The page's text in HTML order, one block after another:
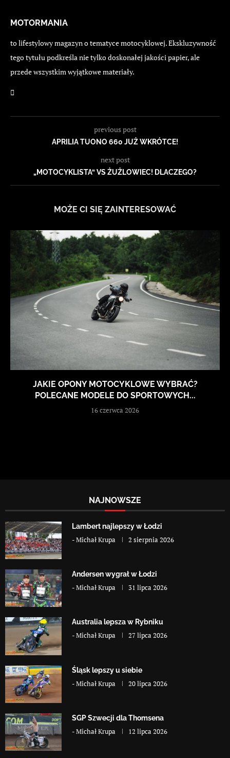
MOTORMANIA
to lifestylowy magazyn o tematyce motocyklowej. Ekskluzywność
tego tytułu podkreśla nie tylko doskonałej jakości papier, ale
przede wszystkim wyjątkowe materiały.
previous post
APRILIA TUONO 660 JUŻ WKRÓTCE!
next post
„MOTOCYKLISTA” VS ŻUŻLOWIEC! DLACZEGO?
MOŻE CI SIĘ ZAINTERESOWAĆ
JAKIE OPONY MOTOCYKLOWE WYBRAĆ?
POLECANE MODELE DO SPORTOWYCH...
16 czerwca 2026
NAJNOWSZE
Lambert najlepszy w Łodzi
-Michał Krupa 2 sierpnia 2026
Andersen wygrał w Łodzi
-Michał Krupa 31 lipca 2026
Australia lepsza w Rybniku
-Michał Krupa 27 lipca 2026
Śląsk lepszy u siebie
-Michał Krupa 20 lipca 2026
SGP Szwecji dla Thomsena
-Michał Krupa 12 lipca 2026